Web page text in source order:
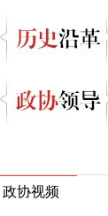
政协视频